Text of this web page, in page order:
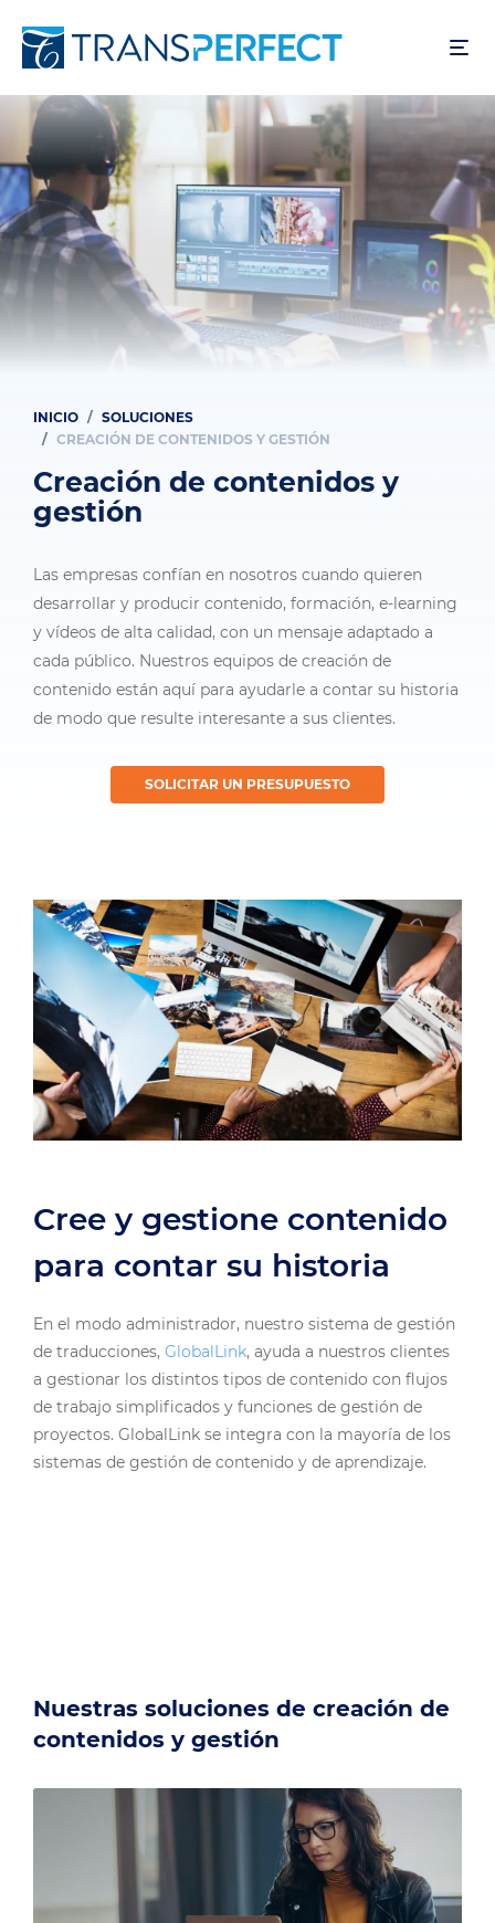
al
principal
Ruta
navegación
INICIO
SOLUCIONES
CREACIÓN DE CONTENIDOS Y GESTIÓN
Creación de contenidos y
gestión
Las empresas confían en nosotros cuando quieren
desarrollar y producir contenido, formación, e-learning
y vídeos de alta calidad, con un mensaje adaptado a
cada público. Nuestros equipos de creación de
contenido están aquí para ayudarle a contar su historia
de modo que resulte interesante a sus clientes.
SOLICITAR UN PRESUPUESTO
Cree y gestione contenido
para contar su historia
En el modo administrador, nuestro sistema de gestión
de traducciones, GlobalLink, ayuda a nuestros clientes
a gestionar los distintos tipos de contenido con flujos
de trabajo simplificados y funciones de gestión de
proyectos. GlobalLink se integra con la mayoría de los
sistemas de gestión de contenido y de aprendizaje.
Nuestras soluciones de creación de
contenidos y gestión